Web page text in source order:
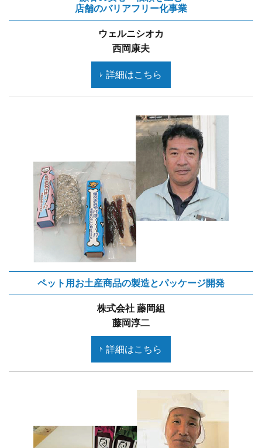
店舗のバリアフリー化事業
ウェルニシオカ
西岡康夫
詳細はこちら
ペット用お土産商品の製造とパッケージ開発
株式会社 藤岡組
藤岡淳二
詳細はこちら